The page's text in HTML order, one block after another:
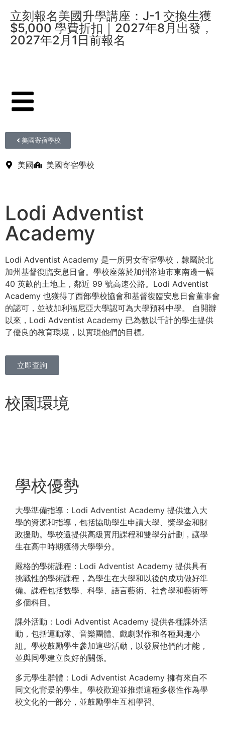
立刻報名美國升學講座：J-1 交換生獲
$5,000 學費折扣｜2027年8月出發，
2027年2月1日前報名
美國寄宿學校
美國 美國寄宿學校
Lodi Adventist
Academy
Lodi Adventist Academy 是一所男女寄宿學校，隸屬於北
加州基督復臨安息日會。學校座落於加州洛迪市東南邊一幅
40 英畝的土地上，鄰近 99 號高速公路。Lodi Adventist
Academy 也獲得了西部學校協會和基督復臨安息日會董事會
的認可，並被加利福尼亞大學認可為大學預科中學。 自開辦
以來，Lodi Adventist Academy 已為數以千計的學生提供
了優良的教育環境，以實現他們的目標。
立即查詢
校園環境
學校優勢
大學準備指導：Lodi Adventist Academy 提供進入大
學的資源和指導，包括協助學生申請大學、獎學金和財
政援助。學校還提供高級實用課程和雙學分計劃，讓學
生在高中時期獲得大學學分。
嚴格的學術課程：Lodi Adventist Academy 提供具有
挑戰性的學術課程，為學生在大學和以後的成功做好準
備。課程包括數學、科學、語言藝術、社會學和藝術等
多個科目。
課外活動：Lodi Adventist Academy 提供各種課外活
動，包括運動隊、音樂團體、戲劇製作和各種興趣小
組。學校鼓勵學生參加這些活動，以發展他們的才能，
並與同學建立良好的關係。
多元學生群體：Lodi Adventist Academy 擁有來自不
同文化背景的學生。學校歡迎並推崇這種多樣性作為學
校文化的一部分，並鼓勵學生互相學習。